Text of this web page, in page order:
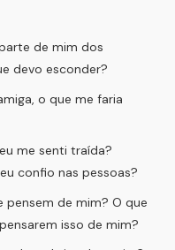
de mim dos
devo esconder?
o que me faria
me senti traída?
confio nas pessoas?
de mim? O que
isso de mim?